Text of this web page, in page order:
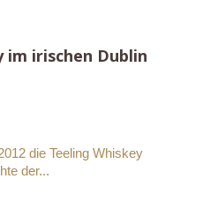
irischen Dublin
die Teeling Whiskey
der...